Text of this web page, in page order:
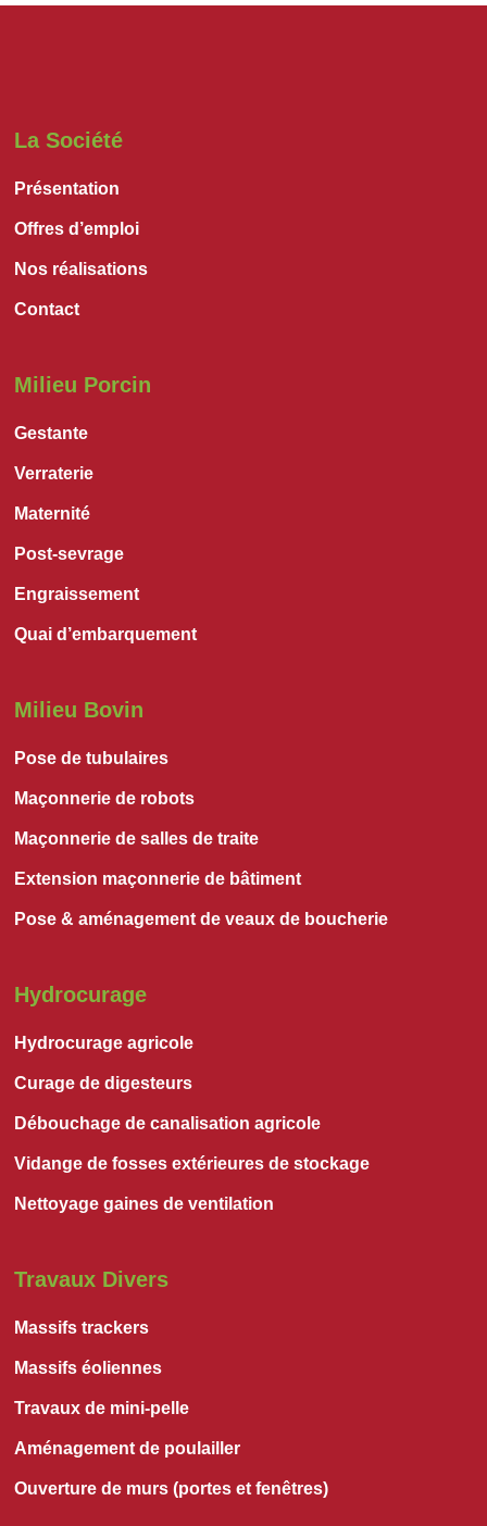
La Société
Présentation
Offres d’emploi
Nos réalisations
Contact
Milieu Porcin
Gestante
Verraterie
Maternité
Post-sevrage
Engraissement
Quai d’embarquement
Milieu Bovin
Pose de tubulaires
Maçonnerie de robots
Maçonnerie de salles de traite
Extension maçonnerie de bâtiment
Pose & aménagement de veaux de boucherie
Hydrocurage
Hydrocurage agricole
Curage de digesteurs
Débouchage de canalisation agricole
Vidange de fosses extérieures de stockage
Nettoyage gaines de ventilation
Travaux Divers
Massifs trackers
Massifs éoliennes
Travaux de mini-pelle
Aménagement de poulailler
Ouverture de murs (portes et fenêtres)